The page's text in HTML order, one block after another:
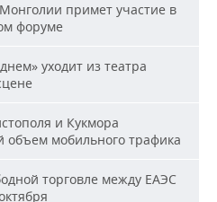
примет участие в
форуме
уходит из театра
и Кукмора
мобильного трафика
торговле между ЕАЭС